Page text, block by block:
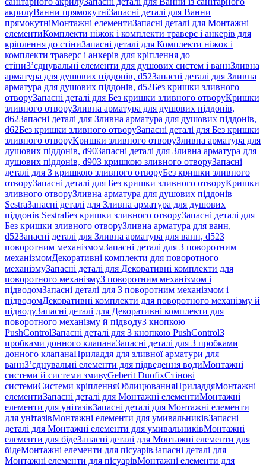
акрилуВанни прямокутніЗапасні деталі для Ванни
прямокутніМонтажні елементиЗапасні деталі для Монтажні
елементиКомплекти ніжок і комплекти траверс і анкерів для
кріплення до стіниЗапасні деталі для Комплекти ніжок і
комплекти траверс і анкерів для кріплення до
стіниЗ’єднувальні елементи для душових систем і ваннЗливна
арматура для душових піддонів, d52Запасні деталі для Зливна
арматура для душових піддонів, d52Без кришки зливного
отворуЗапасні деталі для Без кришки зливного отворуКришки
зливного отворуЗливна арматура для душових піддонів,
d62Запасні деталі для Зливна арматура для душових піддонів,
d62Без кришки зливного отворуЗапасні деталі для Без кришки
зливного отворуКришки зливного отворуЗливна арматура для
душових піддонів, d90Запасні деталі для Зливна арматура для
душових піддонів, d90З кришкою зливного отворуЗапасні
деталі для З кришкою зливного отворуБез кришки зливного
отворуЗапасні деталі для Без кришки зливного отворуКришки
зливного отворуЗливна арматура для душових піддонів
SestraЗапасні деталі для Зливна арматура для душових
піддонів SestraБез кришки зливного отворуЗапасні деталі для
Без кришки зливного отворуЗливна арматура для ванн,
d52Запасні деталі для Зливна арматура для ванн, d52З
поворотним механізмомЗапасні деталі для З поворотним
механізмомДекоративні комплекти для поворотного
механізмуЗапасні деталі для Декоративні комплекти для
поворотного механізмуЗ поворотним механізмом і
підводомЗапасні деталі для З поворотним механізмом і
підводомДекоративні комплекти для поворотного механізму й
підводуЗапасні деталі для Декоративні комплекти для
поворотного механізму й підводуЗ кнопкою
PushControlЗапасні деталі для З кнопкою PushControlЗ
пробками донного клапанаЗапасні деталі для З пробками
донного клапанаПриладдя для зливної арматури для
ваннЗ’єднувальні елементи для підведення водиМонтажні
системи й системи змивуGeberit DuofixСтінові
системиСистеми кріпленняОблицюванняПриладдяМонтажні
елементиЗапасні деталі для Монтажні елементиМонтажні
елементи для унітазівЗапасні деталі для Монтажні елементи
для унітазівМонтажні елементи для умивальниківЗапасні
деталі для Монтажні елементи для умивальниківМонтажні
елементи для бідеЗапасні деталі для Монтажні елементи для
бідеМонтажні елементи для пісуарівЗапасні деталі для
Монтажні елементи для пісуарівМонтажні елементи для